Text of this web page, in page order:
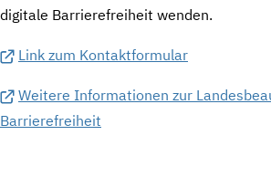
digitale Barrierefreiheit wenden.
Link zum Kontaktformular
Weitere Informationen zur
Barrierefreiheit